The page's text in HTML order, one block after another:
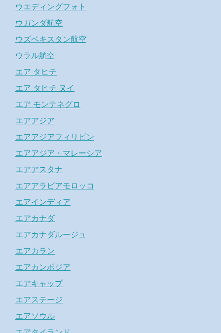
ウエディングフォト
ウガンダ航空
ウズベキスタン航空
ウラル航空
エア タヒチ
エア タヒチ ヌイ
エア モンテネグロ
エアアジア
エアアジアフィリピン
エアアジア・マレーシア
エアアスタナ
エアアラビアモロッコ
エアインディア
エアカナダ
エアカナダルージュ
エアカラン
エアカンボジア
エアキャップ
エアステージ
エアソウル